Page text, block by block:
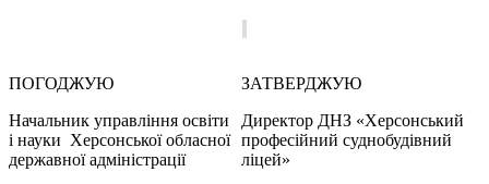
ПОГОДЖУЮ
Начальник управління освіти
і науки Херсонської обласної
державної адміністрації
ЗАТВЕРДЖУЮ
Директор ДНЗ «Херсонський
професійний суднобудівний
ліцей»